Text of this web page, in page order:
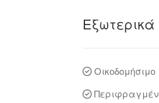
Εξωτερικά
Οικοδομήσιμο